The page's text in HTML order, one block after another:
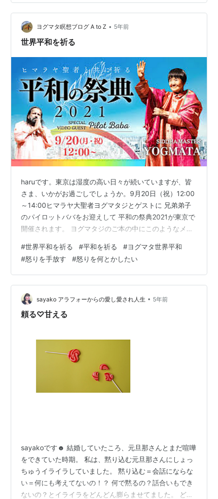
板のように跳ね返している。私に対して向けられた怒り
は、相手にそのまま戻る。相手は自分の思い通りになら
ない私に対して、なおのこと怒りを増すでしょう。 …
ヨグマタ瞑想ブログ A to Z • 5年前
世界平和を祈る
haruです。東京は湿度の高い日々が続いていますが、皆
さま、いかがお過ごしでしょうか。9月20日（祝）12:00
～14:00ヒマラヤ大聖者ヨグマタジとゲストに 兄弟弟子
のパイロットババをお迎えして 平和の祭典2021が東京で
開催されます。 ヨグマタジのご本の中にこのようなメッ
ー コロナ禍で恐怖を煽るメディアに怒りを向けるより、
平和を祈りなさい。 他の幸せを祈ることで怒りが消え、
救われるのです。 平和の祈りは自分も救うのです。 ヒマ
ラヤ大聖者の「手放す」言葉より 一部抜粋 ーーーーーー
ーーーーーーーーーー最近の私は、スポンサー重視の偏
った報道…
#世界平和を祈る #平和を祈る #ヨグマタ世界平和
#怒りを手放す #怒りを何とかしたい
sayako アラフォーからの愛し愛され人生 • 5年前
頼る♡甘える
sayakoです☻ 結婚していたころ、元旦那さんとまだ喧嘩
をできていた時期。 私は、黙り込む元旦那さんにしょっ
ちゅうイライラしていました。 黙り込む＝会話にならな
い＝何にも考えてないの！？ 何で黙るの？話合いもでき
ないの？とイライラをどんどん膨らませてました。 どん